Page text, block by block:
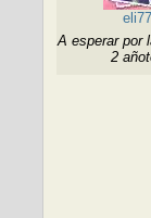
eli77
A esperar por
2